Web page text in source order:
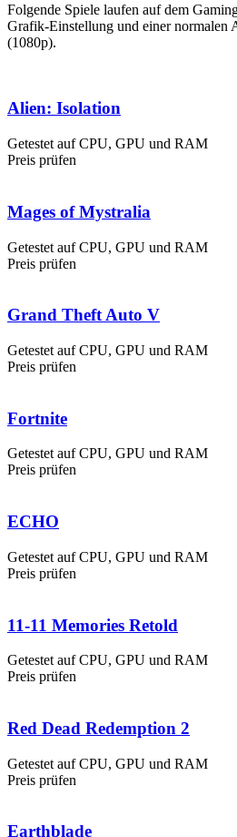
Folgende Spiele laufen auf dem
Grafik-Einstellung und einer
(1080p).
Alien: Isolation
Getestet auf CPU, GPU und RAM
Preis prüfen
Mages of Mystralia
Getestet auf CPU, GPU und RAM
Preis prüfen
Grand Theft Auto V
Getestet auf CPU, GPU und RAM
Preis prüfen
Fortnite
Getestet auf CPU, GPU und RAM
Preis prüfen
ECHO
Getestet auf CPU, GPU und RAM
Preis prüfen
11-11 Memories Retold
Getestet auf CPU, GPU und RAM
Preis prüfen
Red Dead Redemption 2
Getestet auf CPU, GPU und RAM
Preis prüfen
Earthblade